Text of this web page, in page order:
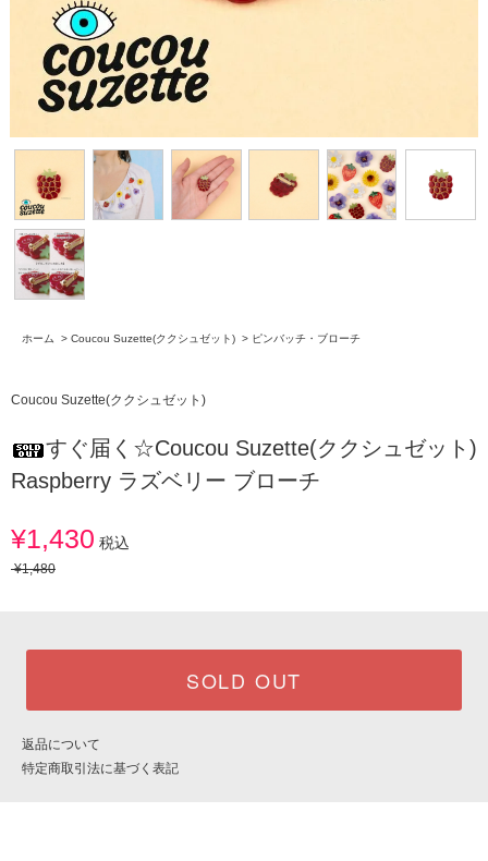
ホーム > Coucou Suzette(ククシュゼット) > ピンバッチ・ブローチ
Coucou Suzette(ククシュゼット)
すぐ届く☆Coucou Suzette(ククシュゼット)
Raspberry ラズベリー ブローチ
¥1,430 税込
¥1,480
SOLD OUT
返品について
特定商取引法に基づく表記